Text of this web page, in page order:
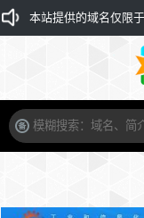
本站提供的域名仅限